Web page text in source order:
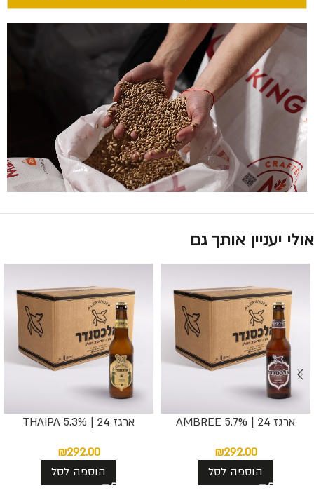
אולי יעניין אותך גם
ארגז 24 | AMBREE 5.7%
₪292.00
הוספה לסל
ארגז 24 | THAIPA 5.3%
₪292.00
הוספה לסל